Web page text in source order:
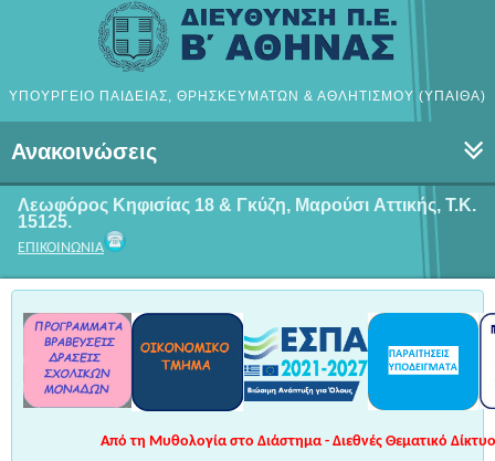
ΥΠΟΥΡΓΕΙΟ ΠΑΙΔΕΙΑΣ, ΘΡΗΣΚΕΥΜΑΤΩΝ & ΑΘΛΗΤΙΣΜΟΥ (ΥΠΑΙΘΑ)
Ανακοινώσεις
Λεωφόρος Κηφισίας 18 & Γκύζη, Μαρούσι Αττικής, Τ.Κ.
15125.
ΕΠΙΚΟΙΝΩΝΙΑ
Από τη Μυθολογία στο Διάστημα - Διεθνές Θεματικό